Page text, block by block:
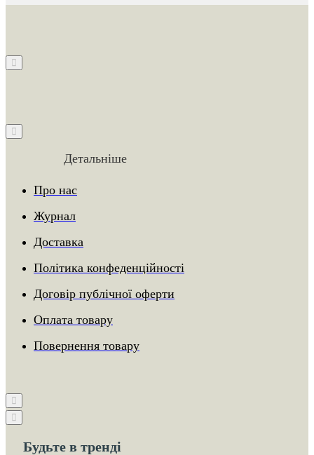
Детальніше
Про нас
Журнал
Доставка
Політика конфеденційності
Договір публічної оферти
Оплата товару
Повернення товару
Будьте в тренді